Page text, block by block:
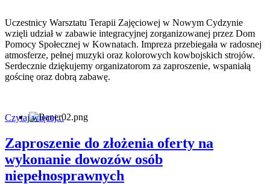
Uczestnicy Warsztatu Terapii Zajęciowej w Nowym Cydzynie
wzięli udział w zabawie integracyjnej zorganizowanej przez Dom
Pomocy Społecznej w Kownatach. Impreza przebiegała w radosnej
atmosferze, pełnej muzyki oraz kolorowych kowbojskich strojów.
Serdecznie dziękujemy organizatorom za zaproszenie, wspaniałą
gościnę oraz dobrą zabawę.
Czytaj więcej...
Zaproszenie do złożenia oferty na
wykonanie dowozów osób
niepełnosprawnych